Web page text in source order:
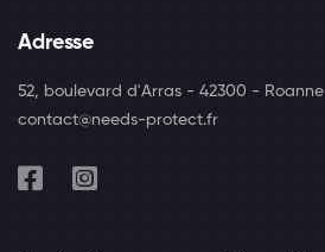
Adresse
52, boulevard d'Arras - 42300 - Roanne
contact@needs-protect.fr